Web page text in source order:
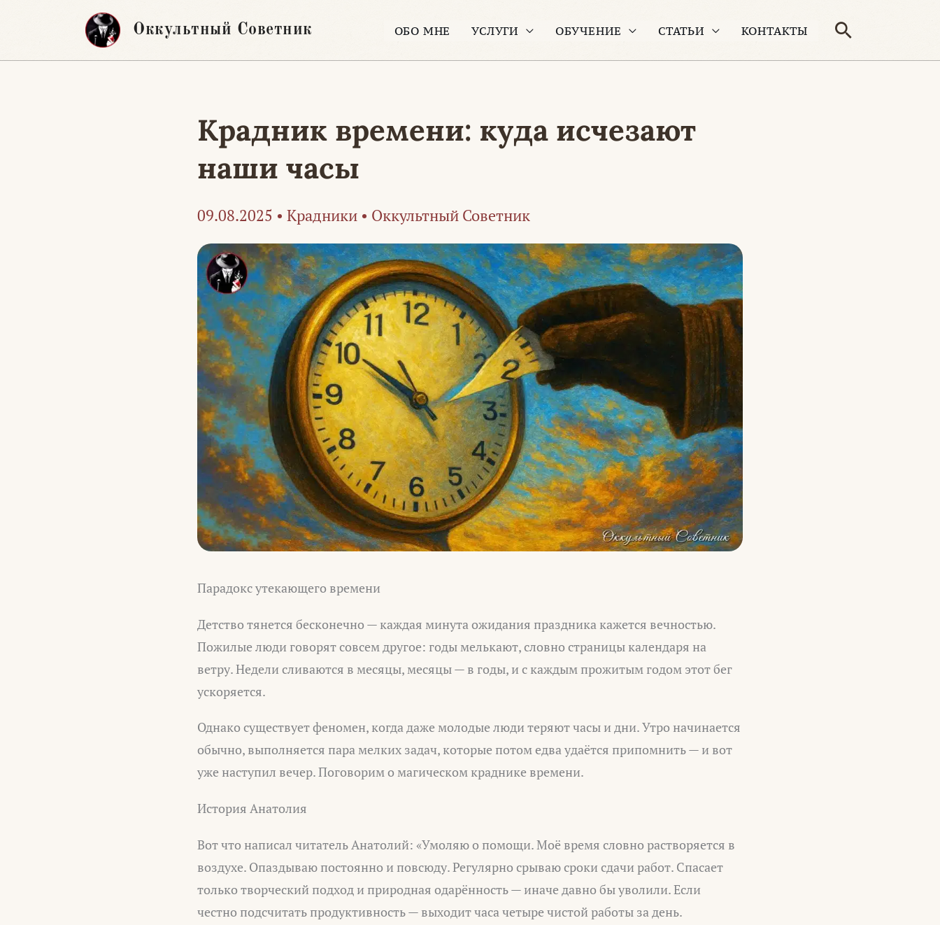
Оккультный Советник ОБО МНЕ УСЛУГИ ОБУЧЕНИЕ СТАТЬИ КОНТАКТЫ Поиск
Крадник времени: куда исчезают
наши часы
09.08.2025 • Крадники • Оккультный Советник
Парадокс утекающего времени
Детство тянется бесконечно — каждая минута ожидания праздника кажется вечностью.
Пожилые люди говорят совсем другое: годы мелькают, словно страницы календаря на
ветру. Недели сливаются в месяцы, месяцы — в годы, и с каждым прожитым годом этот бег
ускоряется.
Однако существует феномен, когда даже молодые люди теряют часы и дни. Утро начинается
обычно, выполняется пара мелких задач, которые потом едва удаётся припомнить — и вот
уже наступил вечер. Поговорим о магическом краднике времени.
История Анатолия
Вот что написал читатель Анатолий: «Умоляю о помощи. Моё время словно растворяется в
воздухе. Опаздываю постоянно и повсюду. Регулярно срываю сроки сдачи работ. Спасает
только творческий подход и природная одарённость — иначе давно бы уволили. Если
честно подсчитать продуктивность — выходит часа четыре чистой работы за день.